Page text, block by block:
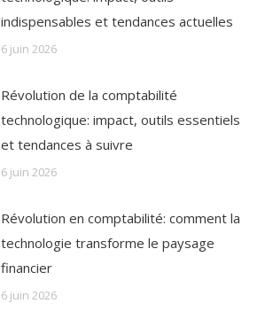
indispensables et tendances actuelles
6 juin 2026
Révolution de la comptabilité
technologique: impact, outils essentiels
et tendances à suivre
6 juin 2026
Révolution en comptabilité: comment la
technologie transforme le paysage
financier
6 juin 2026